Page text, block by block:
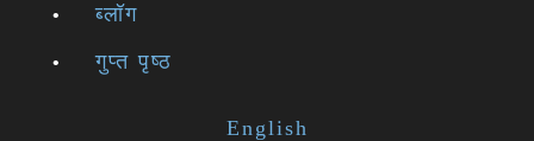
ब्लॉग
गुप्त पृष्ठ
English